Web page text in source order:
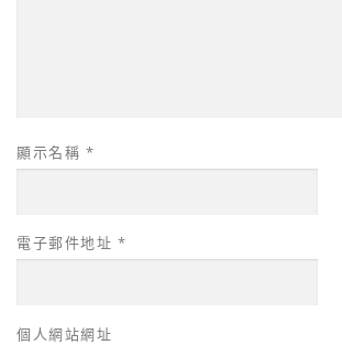
顯示名稱 *
電子郵件地址 *
個人網站網址